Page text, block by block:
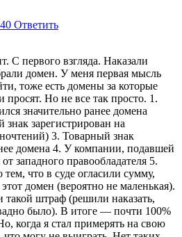
Ответить
С первого взгляда. Наказали
домен. У меня первая мысль
тоже есть домены за которые
просят. Но не все так просто. 1.
значительно ранее домена
зарегистрирован на
3. Товарный знак
домена 4. У компании, подавшей
западного правообладателя 5.
что в суде огласили сумму,
домен (вероятно не маленькая).
такой штраф (решили наказать,
было). В итоге — почти 100%
когда я стал примерять на свою